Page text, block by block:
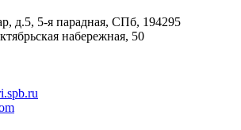
д.5, 5-я парадная, СПб, 194295
набережная, 50